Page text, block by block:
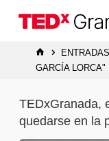
INICIO
GARCÍA LORCA"
TEDxGranada,
quedarse en la